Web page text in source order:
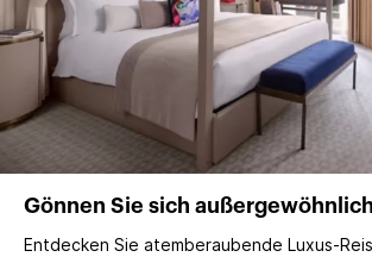
Gönnen Sie sich
Entdecken Sie atemberaubende Luxus-